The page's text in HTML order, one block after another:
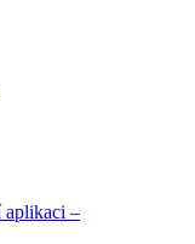
aplikaci –